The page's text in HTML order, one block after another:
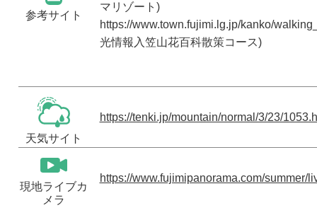
参考サイト
マリゾート)
https://www.town.fujimi.lg.jp/kanko/
光情報入笠山花百科散策コース)
天気サイト
https://tenki.jp/mountain/normal/3/23/
現地ライブカ
メラ
https://www.fujimipanorama.com/summer/